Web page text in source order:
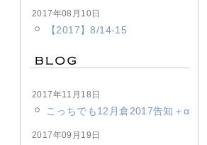
2017年08月10日
【2017】8/14-15
2017年11月18日
こっちでも12月倉2017告知＋α
2017年09月19日